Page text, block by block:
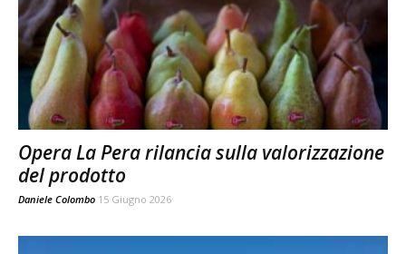
Opera La Pera rilancia sulla valorizzazione
del prodotto
Daniele Colombo 15 Giugno 2026